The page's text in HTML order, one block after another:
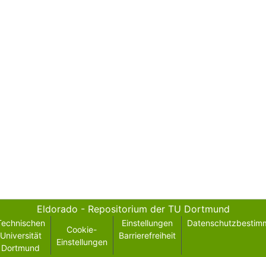
Eldorado - Repositorium der TU Dortmund
Universität
Dortmund
Cookie-
Einstellungen
Einstellungen
Barrierefreiheit